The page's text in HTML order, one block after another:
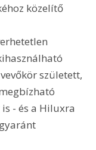
közelítő
született,
- és a Hiluxra